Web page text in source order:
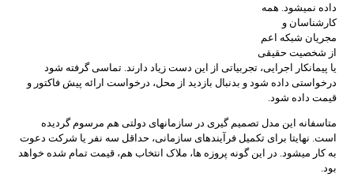
داده نمیشود. همه
کارشناسان و
مجریان شبکه اعم
از شخصیت حقیقی
یا پیمانکار اجرایی، تجربیاتی از این دست زیاد دارند. تماسی گرفته شود
درخواستی داده شود و بدنبال بازدید از محل، درخواست ارائه پیش فاکتور و
قیمت داده شود.
متاسفانه این مدل تصمیم گیری در سازمانهای دولتی هم مرسوم گردیده
است. نهایتا برای تکمیل فرآیندهای سازمانی، حداقل سه نفر یا شرکت دعوت
به کار میشود. در این گونه پروزه ها، ملاک انتخاب هم، قیمت تمام شده خواهد
بود.